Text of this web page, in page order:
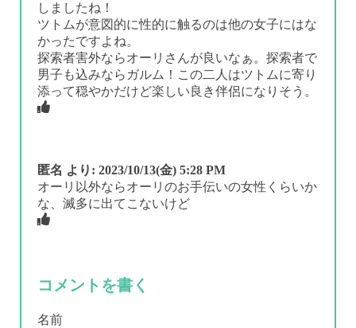
しましたね！
ツトムが意図的に性的に触るのは他の女子にはな
かったですよね。
探索者害外ならオーリさんが良いなぁ。探索者で
男子も込みならガルム！この二人はツトムに寄り
添って穏やかだけど楽しい良き伴侶になりそう。
匿名 より: 2023/10/13(金) 5:28 PM
オーリ以外ならオーリのお手伝いの女性くらいか
な、滅多に出てこないけど
コメントを書く
名前